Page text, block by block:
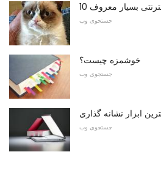
بسیار معروف
جستجوی وب
خوشمزه چیست؟
جستجوی وب
ابزار نشانه گذاری
جستجوی وب